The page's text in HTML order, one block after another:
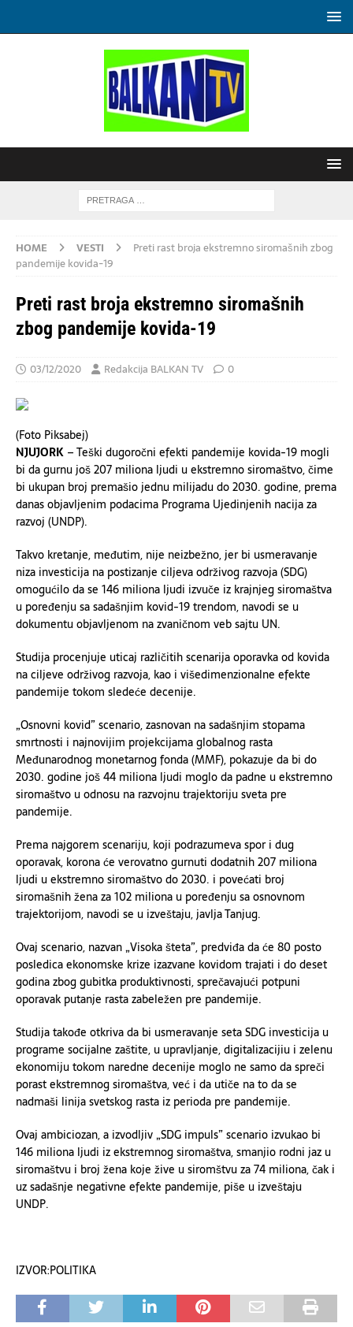
HOME VESTI
Preti rast broja ekstremno siromašnih zbog
pandemije kovida-19
Preti rast broja ekstremno siromašnih
zbog pandemije kovida-19
03/12/2020 Redakcija BALKAN TV 0
(Foto Piksabej)
NJUJORK – Teški dugoročni efekti pandemije kovida-19 mogli
bi da gurnu još 207 miliona ljudi u ekstremno siromaštvo, čime
bi ukupan broj premašio jednu milijadu do 2030. godine, prema
danas objavljenim podacima Programa Ujedinjenih nacija za
razvoj (UNDP).
Takvo kretanje, međutim, nije neizbežno, jer bi usmeravanje
niza investicija na postizanje ciljeva održivog razvoja (SDG)
omogućilo da se 146 miliona ljudi izvuče iz krajnjeg siromaštva
u poređenju sa sadašnjim kovid-19 trendom, navodi se u
dokumentu objavljenom na zvaničnom veb sajtu UN.
Studija procenjuje uticaj različitih scenarija oporavka od kovida
na ciljeve održivog razvoja, kao i višedimenzionalne efekte
pandemije tokom sledeće decenije.
„Osnovni kovid” scenario, zasnovan na sadašnjim stopama
smrtnosti i najnovijim projekcijama globalnog rasta
Međunarodnog monetarnog fonda (MMF), pokazuje da bi do
2030. godine još 44 miliona ljudi moglo da padne u ekstremno
siromaštvo u odnosu na razvojnu trajektoriju sveta pre
pandemije.
Prema najgorem scenariju, koji podrazumeva spor i dug
oporavak, korona će verovatno gurnuti dodatnih 207 miliona
ljudi u ekstremno siromaštvo do 2030. i povećati broj
siromašnih žena za 102 miliona u poređenju sa osnovnom
trajektorijom, navodi se u izveštaju, javlja Tanjug.
Ovaj scenario, nazvan „Visoka šteta”, predviđa da će 80 posto
posledica ekonomske krize izazvane kovidom trajati i do deset
godina zbog gubitka produktivnosti, sprečavajući potpuni
oporavak putanje rasta zabeležen pre pandemije.
Studija takođe otkriva da bi usmeravanje seta SDG investicija u
programe socijalne zaštite, u upravljanje, digitalizacijiu i zelenu
ekonomiju tokom naredne decenije moglo ne samo da spreči
porast ekstremnog siromaštva, već i da utiče na to da se
nadmaši linija svetskog rasta iz perioda pre pandemije.
Ovaj ambiciozan, a izvodljiv „SDG impuls” scenario izvukao bi
146 miliona ljudi iz ekstremnog siromaštva, smanjio rodni jaz u
siromaštvu i broj žena koje žive u siromštvu za 74 miliona, čak i
uz sadašnje negativne efekte pandemije, piše u izveštaju
UNDP.
IZVOR:POLITIKA